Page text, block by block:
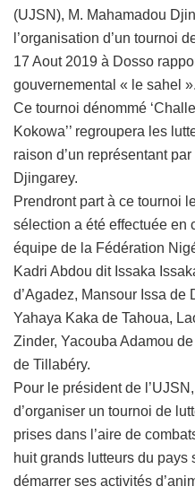
(UJSN), M. Mahamadou
l’organisation d’un tournoi
17 Aout 2019 à Dosso
gouvernemental « le sahel
Ce tournoi dénommé
Kokowa’’ regroupera les
raison d’un représentant
Djingarey.
Prendront part à ce tournoi
sélection a été effectuée en
équipe de la Fédération
Kadri Abdou dit Issaka
d’Agadez, Mansour Issa de
Yahaya Kaka de Tahoua,
Zinder, Yacouba Adamou
de Tillabéry.
Pour le président de
d’organiser un tournoi de
prises dans l’aire de
huit grands lutteurs du pays
démarrer ses activités